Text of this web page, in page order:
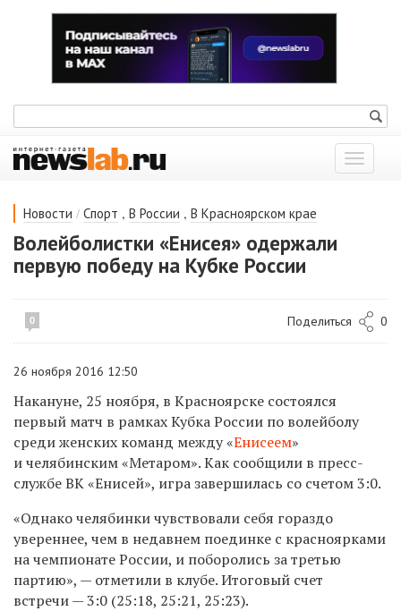
Показать
меню
Новости / Спорт , В России , В Красноярском крае
Волейболистки «Енисея» одержали
первую победу на Кубке России
0 Поделиться 0
26 ноября 2016 12:50
Накануне, 25 ноября, в Красноярске состоялся
первый матч в рамках Кубка России по волейболу
среди женских команд между «Енисеем»
и челябинским «Метаром». Как сообщили в пресс-
службе ВК «Енисей», игра завершилась со счетом 3:0.
«Однако челябинки чувствовали себя гораздо
увереннее, чем в недавнем поединке с красноярками
на чемпионате России, и поборолись за третью
партию», — отметили в клубе. Итоговый счет
встречи — 3:0 (25:18, 25:21, 25:23).